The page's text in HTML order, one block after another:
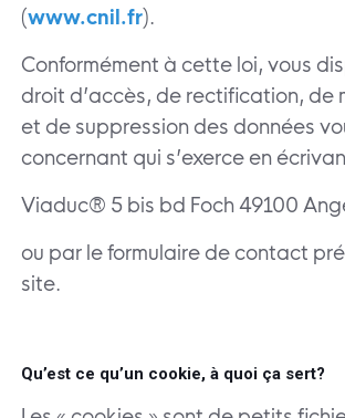
(www.cnil.fr).
Conformément à cette loi, vous
droit d’accès, de rectification, de
et de suppression des données
concernant qui s’exerce en
Viaduc® 5 bis bd Foch49100
ou par le formulaire de contact
site.
Qu’est ce qu’un cookie, à quoi ça sert?